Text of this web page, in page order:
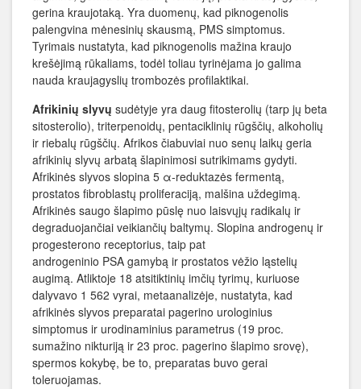
gerina kraujotaką. Yra duomenų, kad piknogenolis
palengvina mėnesinių skausmą, PMS simptomus.
Tyrimais nustatyta, kad piknogenolis mažina kraujo
krešėjimą rūkaliams, todėl toliau tyrinėjama jo galima
nauda kraujagyslių trombozės profilaktikai.
Afrikinių slyvų sudėtyje yra daug fitosterolių (tarp jų beta
sitosterolio), triterpenoidų, pentaciklinių rūgščių, alkoholių
ir riebalų rūgščių. Afrikos čiabuviai nuo senų laikų geria
afrikinių slyvų arbatą šlapinimosi sutrikimams gydyti.
Afrikinės slyvos slopina 5 α-reduktazės fermentą,
prostatos fibroblastų proliferaciją, malšina uždegimą.
Afrikinės saugo šlapimo pūslę nuo laisvųjų radikalų ir
degraduojančiai veikiančių baltymų. Slopina androgenų ir
progesterono receptorius, taip pat
androgeninio PSA gamybą ir prostatos vėžio ląstelių
augimą. Atliktoje 18 atsitiktinių imčių tyrimų, kuriuose
dalyvavo 1 562 vyrai, metaanalizėje, nustatyta, kad
afrikinės slyvos preparatai pagerino urologinius
simptomus ir urodinaminius parametrus (19 proc.
sumažino nikturiją ir 23 proc. pagerino šlapimo srovę),
spermos kokybę, be to, preparatas buvo gerai
toleruojamas.